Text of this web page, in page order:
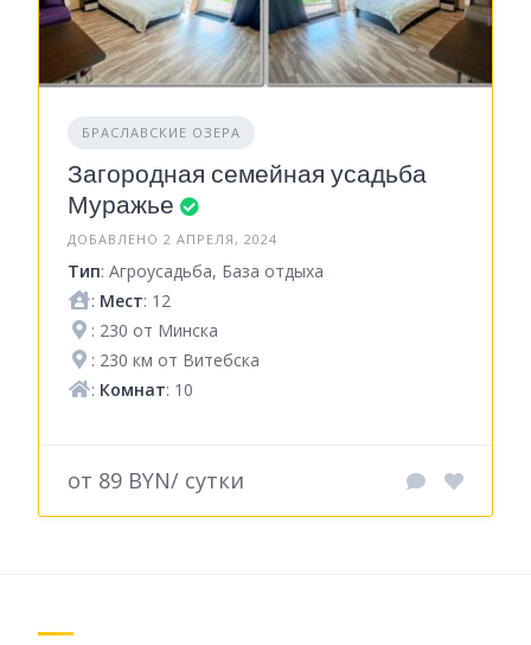
БРАСЛАВСКИЕ ОЗЕРА
Загородная семейная усадьба
Муражье
ДОБАВЛЕНО 2 АПРЕЛЯ, 2024
Тип: Агроусадьба, База отдыха
: Мест: 12
: 230 от Минска
: 230 км от Витебска
: Комнат: 10
от 89 BYN/ сутки